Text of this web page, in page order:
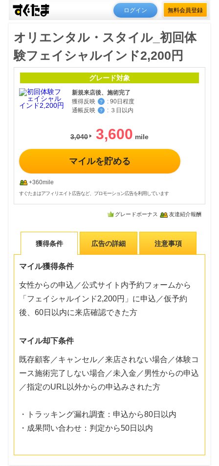
ログイン 無料会員登録
オリエンタル・スタイル_初回体
験フェイシャルインド2,200円
グレード対象
新規来店後、施術完了
獲得反映
？ : 90日程度
通帳反映
？ : ３日以内
3,040 3,600
マイルを貯める
+360mile
すぐたまはアフィリエイト広告など、プロモーション広告を利用しています
グレードボーナス 友達紹介報酬
獲得条件 広告の詳細 注意事項
マイル獲得条件
女性からの申込／公式サイト内予約フォームから
「フェイシャルインド2,200円」に申込／仮予約
後、60日以内に来店確認できた方
マイル却下条件
既存顧客／キャンセル／来店されない場合／体験コ
ース施術完了しない場合／未入金／男性からの申込
／指定のURL以外からの申込みされた方
・トラッキング漏れ調査：申込から80日以内
・成果問い合わせ：判定から50日以内